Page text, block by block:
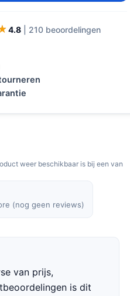
4.8 | 210 beoordelingen
weer beschikbaar is bij een van
(nog geen reviews)
van prijs,
is dit